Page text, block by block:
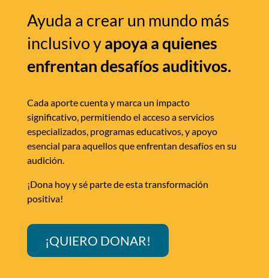
Ayuda a crear un mundo más
inclusivo yapoya a quienes
enfrentan desafíos auditivos.
Cada aporte cuenta y marca un impacto
significativo, permitiendo el acceso a servicios
especializados, programas educativos, y apoyo
esencial para aquellos que enfrentan desafíos en su
audición.
¡Dona hoy y sé parte de esta transformación
positiva!
¡QUIERO DONAR!